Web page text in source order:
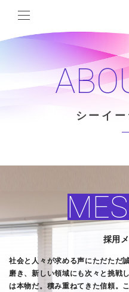
シーイ
採用
社会と人々が求める声にただただ
磨き、新しい領域にも次々と挑戦し
は本物だ。積み重ねてきた信頼。